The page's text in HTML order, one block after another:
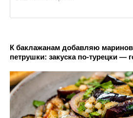
К баклажанам добавляю
петрушки: закуска по-турецки —